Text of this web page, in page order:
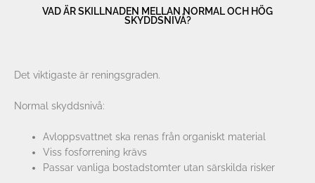
VAD ÄR SKILLNADEN MELLAN NORMAL OCH HÖG
SKYDDSNIVÅ?
Det viktigaste är reningsgraden.
Normal skyddsnivå:
Avloppsvattnet ska renas från organiskt material
Viss fosforrening krävs
Passar vanliga bostadstomter utan särskilda risker